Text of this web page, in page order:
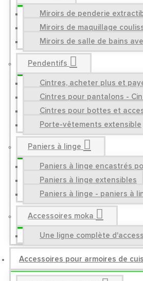
Miroirs de penderie
Miroirs de maquillage
Miroirs de salle de bains
Pendentifs
Cintres, acheter plus et
Cintres pour pantalons -
Cintres pour bottes et
Porte-vêtements extensible
Paniers à linge
Paniers à linge encastrés
Paniers à linge extensibles
Paniers à linge - paniers à
Accessoires moka
Une ligne complète
Accessoires pour armoires de